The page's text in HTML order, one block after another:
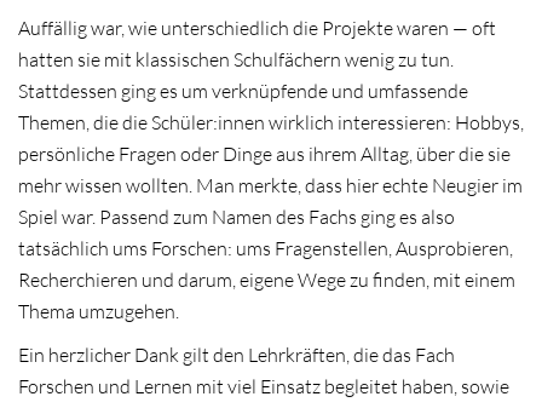
Auffällig war, wie unterschiedlich die Projekte waren — oft
hatten sie mit klassischen Schulfächern wenig zu tun.
Stattdessen ging es um verknüpfende und umfassende
Themen, die die Schüler:innen wirklich interessieren: Hobbys,
persönliche Fragen oder Dinge aus ihrem Alltag, über die sie
mehr wissen wollten. Man merkte, dass hier echte Neugier im
Spiel war. Passend zum Namen des Fachs ging es also
tatsächlich ums Forschen: ums Fragenstellen, Ausprobieren,
Recherchieren und darum, eigene Wege zu finden, mit einem
Thema umzugehen.
Ein herzlicher Dank gilt den Lehrkräften, die das Fach
Forschen und Lernen mit viel Einsatz begleitet haben, sowie